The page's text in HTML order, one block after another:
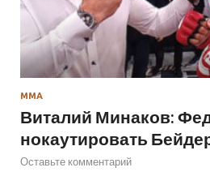
ММА
Виталий Минаков:
нокаутировать
Оставьте комментарий